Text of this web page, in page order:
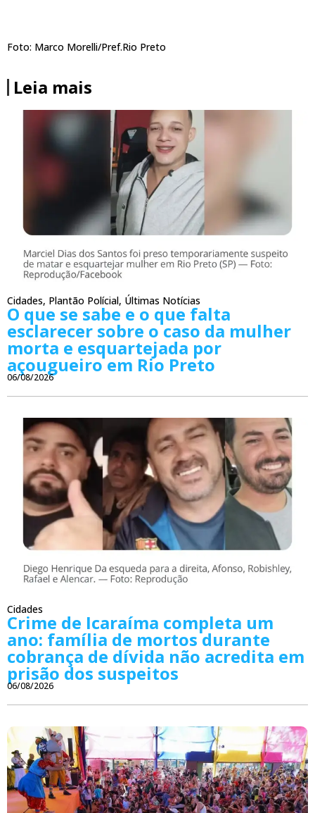
Foto: Marco Morelli/Pref.Rio Preto
Leia mais
Cidades, Plantão Polícial, Últimas Notícias
O que se sabe e o que falta
esclarecer sobre o caso da mulher
morta e esquartejada por
açougueiro em Rio Preto
06/08/2026
Cidades
Crime de Icaraíma completa um
ano: família de mortos durante
cobrança de dívida não acredita em
prisão dos suspeitos
06/08/2026